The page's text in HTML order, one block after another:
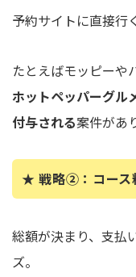
予約サイトに直接行
たとえばモッピーや
ホットペッパーグル
付与される案件があ
★ 戦略②：コース
総額が決まり、支払
ズ。